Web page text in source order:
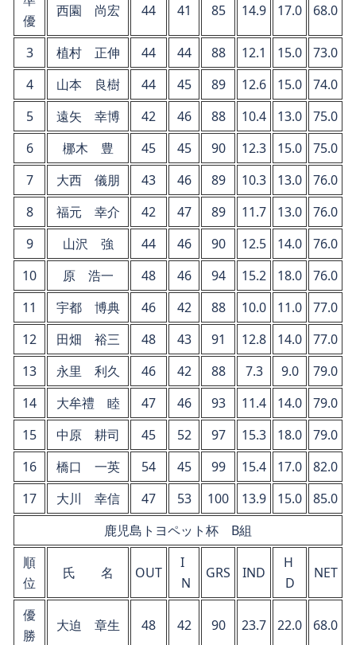
優
西園 尚宏 44 41 85 14.9 17.0 68.0
3 植村 正伸 44 44 88 12.1 15.0
73.0
4
山本 良樹 44 45 89 12.6 15.0
74.0
5
遠矢 幸博 42 46 88 10.4 13.0
75.0
6
梛木 豊 45 45 90 12.3 15.0
75.0
7
大西 儀朋 43 46 89 10.3 13.0
76.0
8
福元 幸介 42 47 89 11.7 13.0
76.0
9
山沢 強 44 46 90 12.5 14.0
76.0
10
原 浩一 48 46 94 15.2 18.0
76.0
11
宇都 博典 46 42 88 10.0 11.0
77.0
12
田畑 裕三 48 43 91 12.8 14.0
77.0
13
永里 利久 46 42 88 7.3 9.0
79.0
14
大牟禮 睦 47 46 93 11.4 14.0
79.0
15
中原 耕司 45 52 97 15.3 18.0
79.0
16
橋口 一英 54 45 99 15.4 17.0
82.0
17
大川 幸信 47 53 100 13.9 15.0
85.0
鹿児島トヨペット杯 B組
順
位
氏 名 OUT
I
N
GRS IND
H
D
NET
優
勝
大迫 章生 48 42 90 23.7 22.0 68.0